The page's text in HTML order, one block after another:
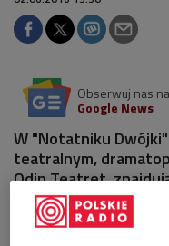
Obserwuj nas na
Google News
W "Notatniku
teatralnym,
Odin Teatret,
Holsterbro.